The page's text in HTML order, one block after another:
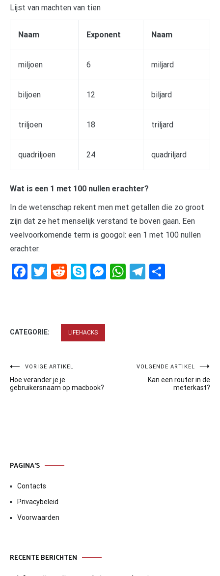
Lijst van machten van tien
Naam Exponent Naam
miljoen 6 miljard
biljoen 12 biljard
triljoen 18 triljard
quadriljoen 24 quadriljard
Wat is een 1 met 100 nullen erachter?
In de wetenschap rekent men met getallen die zo groot
zijn dat ze het menselijk verstand te boven gaan. Een
veelvoorkomende term is googol: een 1 met 100 nullen
erachter.
Facebook
Twitter
RedditSkypeMessenger
WhatsApp
Telegram
CATEGORIE: LIFEHACKS
Bericht
navigatie
VORIGE ARTIKEL
Hoe verander je je
gebruikersnaam op macbook?
VOLGENDE ARTIKEL
Kan een router in de
meterkast?
PAGINA’S
Contacts
Privacybeleid
Voorwaarden
RECENTE BERICHTEN